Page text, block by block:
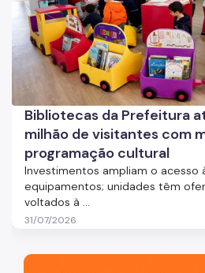
Bibliotecas da Prefeitura
milhão de visitantes com
programação cultural
Investimentos ampliam o acesso
equipamentos; unidades têm
voltados à ...
31/07/2026
São Paulo, cidade inteligente,